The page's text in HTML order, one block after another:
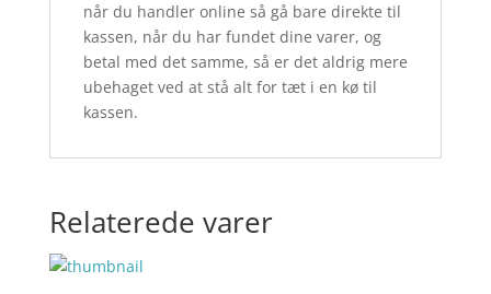
når du handler online så gå bare direkte til
kassen, når du har fundet dine varer, og
betal med det samme, så er det aldrig mere
ubehaget ved at stå alt for tæt i en kø til
kassen.
Relaterede varer